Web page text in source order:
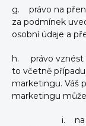
g. právo na
za podmínek
osobní údaje a
h. právo vznést
to včetně
marketingu. Váš
marketingu
i. na